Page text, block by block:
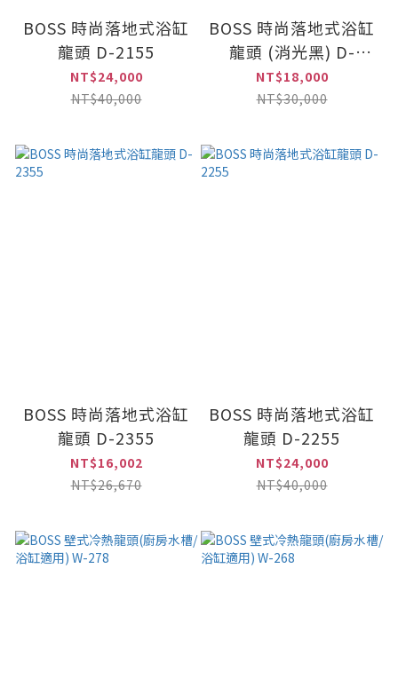
BOSS 時尚落地式浴缸
龍頭 D-2155
NT$24,000
NT$40,000
BOSS 時尚落地式浴缸
龍頭 (消光黑) D-
2355MB
NT$18,000
NT$30,000
BOSS 時尚落地式浴缸
龍頭 D-2355
NT$16,002
NT$26,670
BOSS 時尚落地式浴缸
龍頭 D-2255
NT$24,000
NT$40,000